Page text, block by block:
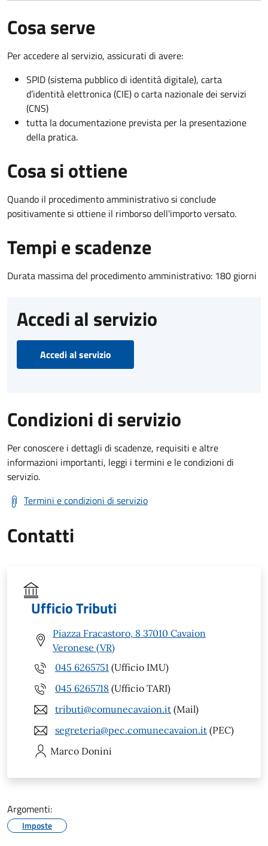
Cosa serve
Per accedere al servizio, assicurati di avere:
SPID (sistema pubblico di identità digitale), carta
d’identità elettronica (CIE) o carta nazionale dei servizi
(CNS)
tutta la documentazione prevista per la presentazione
della pratica.
Cosa si ottiene
Quando il procedimento amministrativo si conclude
positivamente si ottiene il rimborso dell'importo versato.
Tempi e scadenze
Durata massima del procedimento amministrativo: 180 giorni
Accedi al servizio
Accedi al servizio
Condizioni di servizio
Per conoscere i dettagli di scadenze, requisiti e altre
informazioni importanti, leggi i termini e le condizioni di
servizio.
Termini e condizioni di servizio
Contatti
Ufficio Tributi
Piazza Fracastoro, 8 37010 Cavaion
Veronese (VR)
045 6265751 (Ufficio IMU)
045 6265718 (Ufficio TARI)
tributi@comunecavaion.it (Mail)
segreteria@pec.comunecavaion.it (PEC)
Marco Donini
Argomenti:
Imposte